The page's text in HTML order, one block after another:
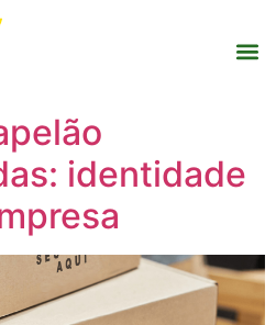
identidade